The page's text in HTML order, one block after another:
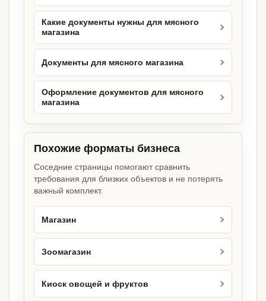
Какие документы нужны для мясного
магазина
Документы для мясного магазина
Оформление документов для мясного
магазина
Похожие форматы бизнеса
Соседние страницы помогают сравнить
требования для близких объектов и не потерять
важный комплект.
Магазин
Зоомагазин
Киоск овощей и фруктов